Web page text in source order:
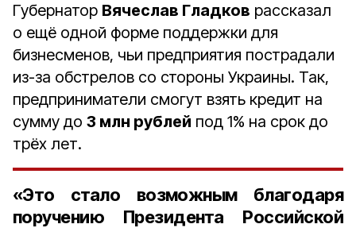
Губернатор Вячеслав Гладков рассказал
о ещё одной форме поддержки для
бизнесменов, чьи предприятия пострадали
из-за обстрелов со стороны Украины. Так,
предприниматели смогут взять кредит на
сумму до 3 млн рублей под 1% на срок до
трёх лет.
«Это стало возможным благодаря
поручению Президента Российской